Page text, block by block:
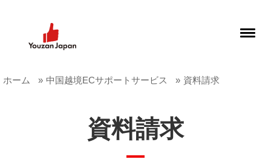
ホーム 中国越境ECサポートサービス 資料請求
資料請求